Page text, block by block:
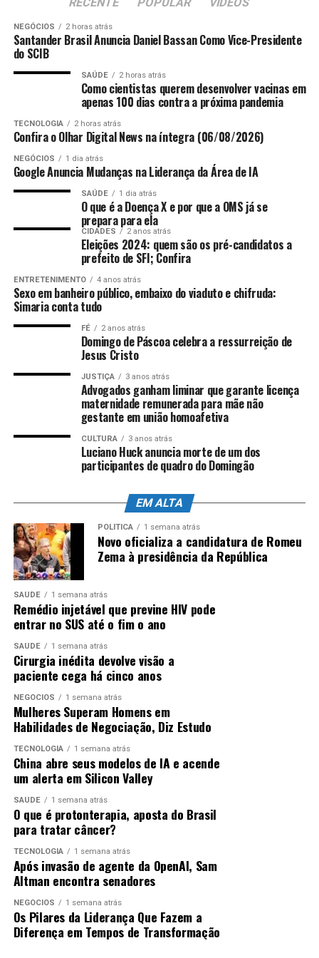
americano em retaliação à condenação de Jair Bolsonaro
por golpe de Estado. E ressaltou que o presidente Luiz
entendimento entre os dois países.
ANÚNCIO
“O governo brasileiro não poupou esforços para
resolver essas diferenças. O próprio presidente Lula, em
sua visita a Washington em maio último, entre outros
assuntos, solicitou ao presidente Trump o
levantamento das sanções individuais”.
Agencia Brasil
plataformas de venda.
Vetos
ANÚNCIO
O Poder Executivo vetou os dispositivos que previam as
penalidades pelo descumprimento da lei, incluindo a
aplicação de advertências e multas, a definição dos
valores das sanções, a dobra em caso de reincidência e a
destinação dos recursos arrecadados ao Fundo Especial
de Apoio a Programas de Proteção e Defesa do
Consumidor (Feprocon).
O governo estadual informou que o Procon-RJ apontou
que o regime sancionatório previsto no texto
desconsiderava os critérios estabelecidos pela Lei
6.007/11, que disciplina a dosimetria das penalidades
administrativas no âmbito do Sistema Estadual de
Defesa do Consumidor. Quanto à destinação das multas
ao Feprocon, o governo sustentou que a matéria possui
natureza orçamentária e é de iniciativa privativa do
ANÚNCIO
NEGÓCIOS 2 horas atrás
Santander Brasil Anuncia Daniel Bassan Como Vice-Presidente
do SCIB
SAÚDE 2 horas atrás
Como cientistas querem desenvolver vacinas em
apenas 100 dias contra a próxima pandemia
TECNOLOGIA 2 horas atrás
Confira o Olhar Digital News na íntegra (06/08/2026)
NEGÓCIOS 1 dia atrás
Google Anuncia Mudanças na Liderança da Área de IA
SAÚDE 1 dia atrás
O que é a Doença X e por que a OMS já se
prepara para ela
CIDADES 2 anos atrás
Eleições 2024: quem são os pré-candidatos a
prefeito de SFI; Confira
ENTRETENIMENTO 4 anos atrás
Sexo em banheiro público, embaixo do viaduto e chifruda:
Simaria conta tudo
FÉ 2 anos atrás
Domingo de Páscoa celebra a ressurreição de
Jesus Cristo
JUSTIÇA 3 anos atrás
Advogados ganham liminar que garante licença
maternidade remunerada para mãe não
gestante em união homoafetiva
CULTURA 3 anos atrás
Luciano Huck anuncia morte de um dos
participantes de quadro do Domingão
EM ALTA
POLÍTICA 1 semana atrás
Novo oficializa a candidatura de Romeu
Zema à presidência da República
SAÚDE 1 semana atrás
Remédio injetável que previne HIV pode
entrar no SUS até o fim o ano
SAÚDE 1 semana atrás
Cirurgia inédita devolve visão a
paciente cega há cinco anos
NEGÓCIOS 1 semana atrás
Mulheres Superam Homens em
Habilidades de Negociação, Diz Estudo
TECNOLOGIA 1 semana atrás
China abre seus modelos de IA e acende
um alerta em Silicon Valley
SAÚDE 1 semana atrás
O que é protonterapia, aposta do Brasil
para tratar câncer?
TECNOLOGIA 1 semana atrás
Após invasão de agente da OpenAI, Sam
Altman encontra senadores
NEGÓCIOS 1 semana atrás
Os Pilares da Liderança Que Fazem a
Diferença em Tempos de Transformação